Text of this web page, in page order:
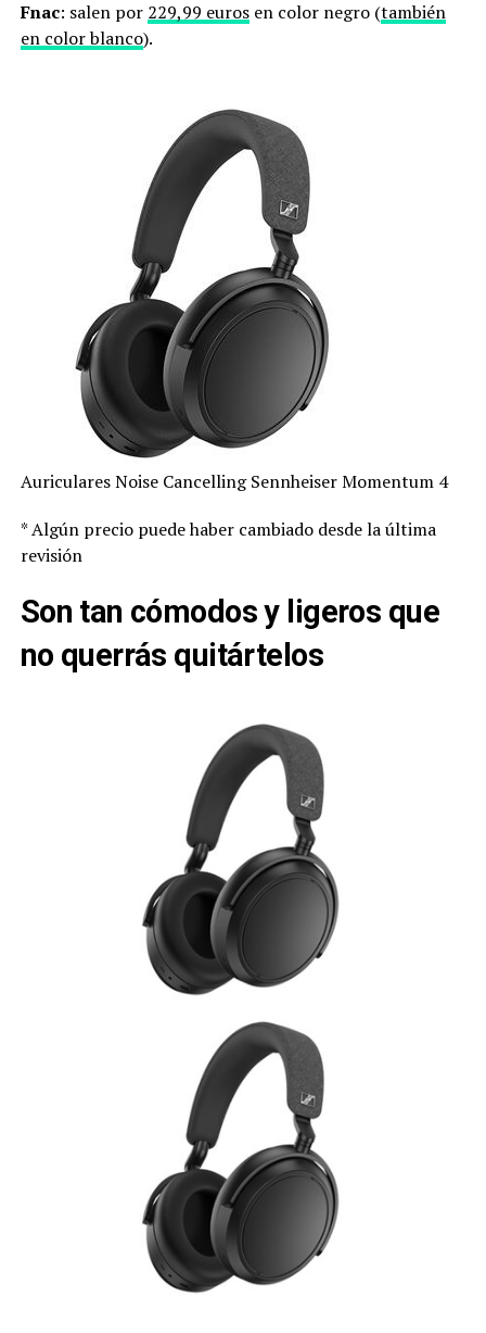
Fnac: salen por 229,99 eurosen color negro (también
en color blanco).
Auriculares Noise Cancelling Sennheiser Momentum 4
* Algún precio puede haber cambiado desde la última
revisión
Son tan cómodos y ligeros que
no querrás quitártelos